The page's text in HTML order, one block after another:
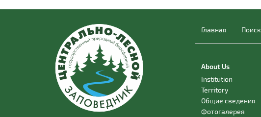
Главная Поиск
About Us
Institution
Territory
Общие сведения
Фотогалерея